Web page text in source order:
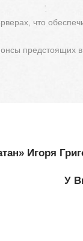
что
предстоящих
Игоря
У